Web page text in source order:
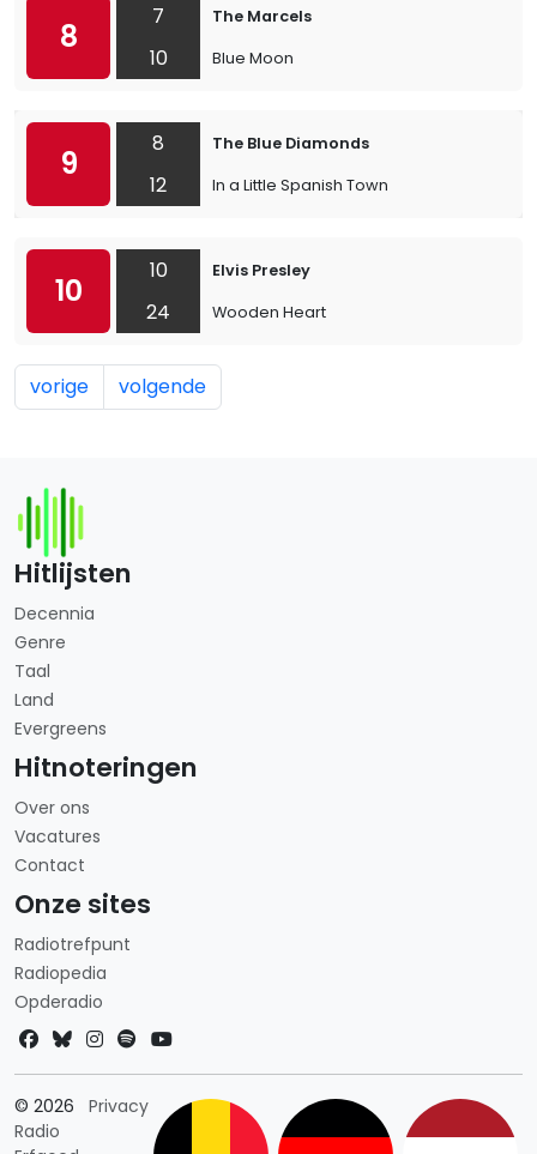
8
7
10
The Marcels
Blue Moon
9
8
12
The Blue Diamonds
In a Little Spanish Town
10
10
24
Elvis Presley
Wooden Heart
vorige volgende
Hitlijsten
Decennia
Genre
Taal
Land
Evergreens
Hitnoteringen
Over ons
Vacatures
Contact
Onze sites
Radiotrefpunt
Radiopedia
Opderadio
© 2026
Radio
PrivacyLandkeuze